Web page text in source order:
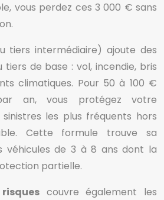
vous perdez ces 3 000 € sans
tiers intermédiaire) ajoute des
de base : vol, incendie, bris
climatiques. Pour 50 à 100 €
an, vous protégez votre
les plus fréquents hors
Cette formule trouve sa
véhicules de 3 à 8 ans dont la
partielle.
couvre également les